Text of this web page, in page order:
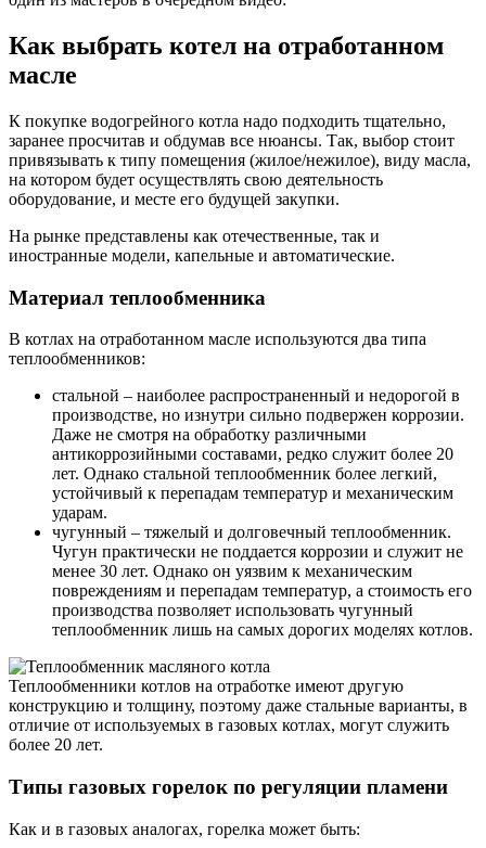
Как выбрать котел на отработанном
масле
К покупке водогрейного котла надо подходить тщательно,
заранее просчитав и обдумав все нюансы. Так, выбор стоит
привязывать к типу помещения (жилое/нежилое), виду масла,
на котором будет осуществлять свою деятельность
оборудование, и месте его будущей закупки.
На рынке представлены как отечественные, так и
иностранные модели, капельные и автоматические.
Материал теплообменника
В котлах на отработанном масле используются два типа
теплообменников:
стальной – наиболее распространенный и недорогой в
производстве, но изнутри сильно подвержен коррозии.
Даже не смотря на обработку различными
антикоррозийными составами, редко служит более 20
лет. Однако стальной теплообменник более легкий,
устойчивый к перепадам температур и механическим
ударам.
чугунный – тяжелый и долговечный теплообменник.
Чугун практически не поддается коррозии и служит не
менее 30 лет. Однако он уязвим к механическим
повреждениям и перепадам температур, а стоимость его
производства позволяет использовать чугунный
теплообменник лишь на самых дорогих моделях котлов.
Теплообменники котлов на отработке имеют другую
конструкцию и толщину, поэтому даже стальные варианты, в
отличие от используемых в газовых котлах, могут служить
более 20 лет.
Типы газовых горелок по регуляции пламени
Как и в газовых аналогах, горелка может быть: